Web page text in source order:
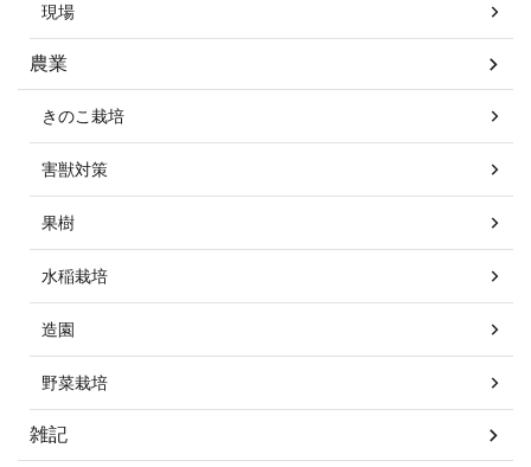
現場
農業
きのこ栽培
害獣対策
果樹
水稲栽培
造園
野菜栽培
雑記